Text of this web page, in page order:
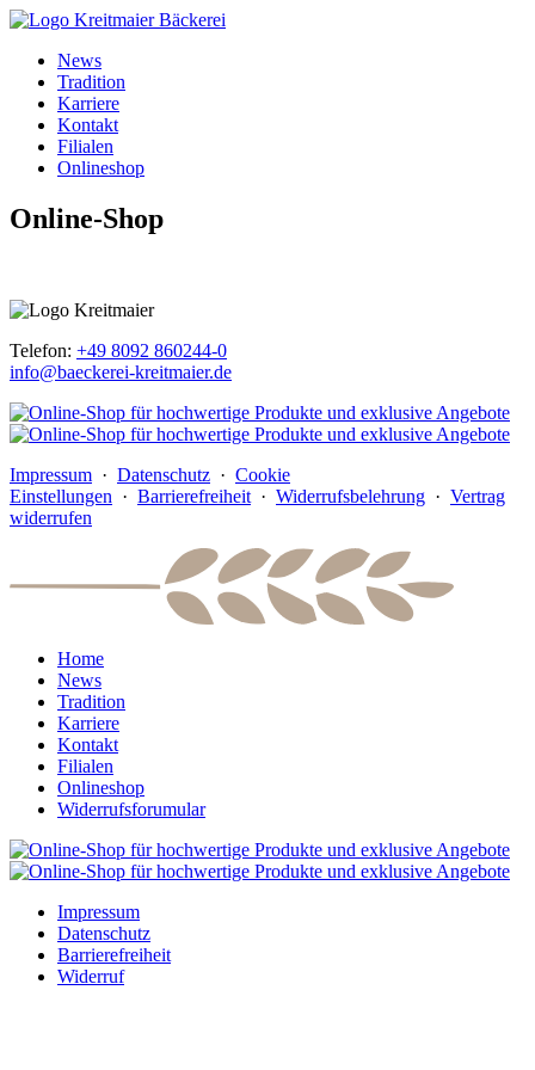
News
Tradition
Karriere
Kontakt
Filialen
Onlineshop
Online-Shop
Telefon: +49 8092 860244-0
info@baeckerei-kreitmaier.de
Impressum · Datenschutz · Cookie
Einstellungen · Barrierefreiheit · Widerrufsbelehrung · Vertrag
widerrufen
Home
News
Tradition
Karriere
Kontakt
Filialen
Onlineshop
Widerrufsforumular
Impressum
Datenschutz
Barrierefreiheit
Widerruf